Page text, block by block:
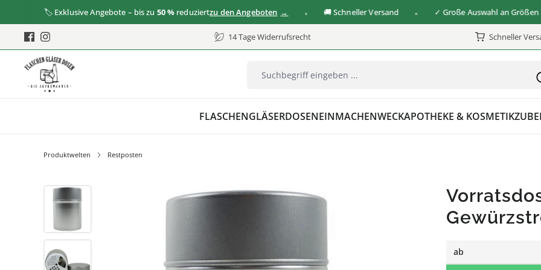
🏷️ Exklusive Angebote – bis zu 50 % reduziertzu den Angeboten 🚚 Schneller Versand ✓ Große Auswahl an Größen &
14 Tage Widerrufsrecht Schneller
FLASCHENGLÄSERDOSENEINMACHENWECKAPOTHEKE & KOSMETIK
Produktwelten Restposten
Bildergalerie überspringen
ab